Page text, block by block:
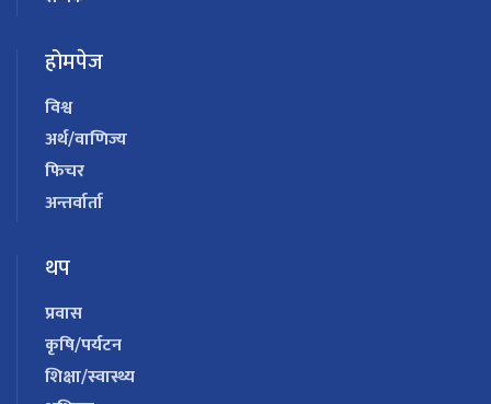
होमपेज
विश्व
अर्थ/वाणिज्य
फिचर
अन्तर्वार्ता
थप
प्रवास
कृषि/पर्यटन
शिक्षा/स्वास्थ्य